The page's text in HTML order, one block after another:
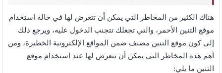
هناك الكثير من المخاطر التي يمكن أن تتعرض لها في حالة استخدام
موقع التنين الأحمر، والتي تجعلك تتجنب الدخول عليه، ويرجع ذلك
إلى كون موقع التنين مصنف ضمن المواقع الإلكترونية الخطيرة، ومن
أهم هذه المخاطر التي يمكن أن تتعرض لها عند استخدام موقع
التنين ما يلي: